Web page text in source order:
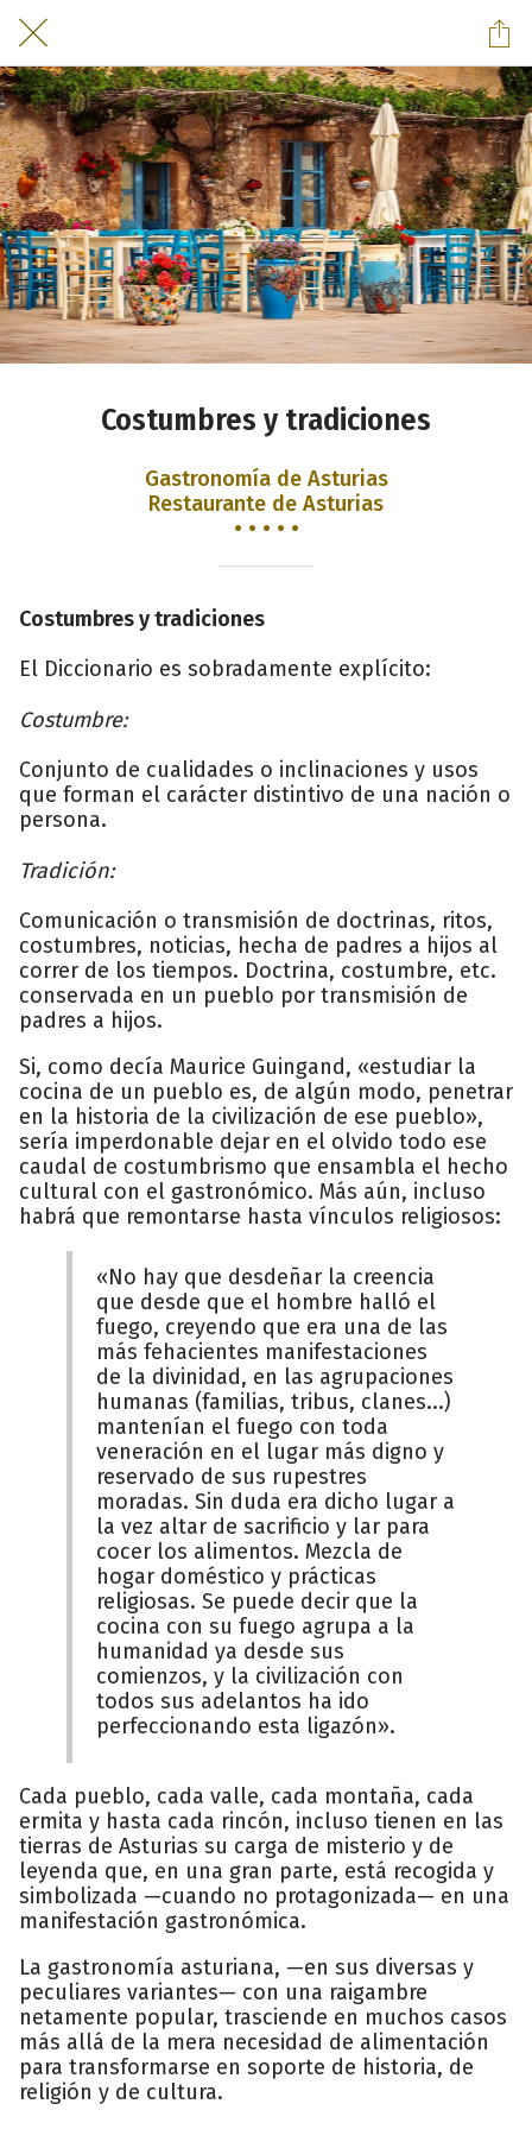
Costumbres y tradiciones
Gastronomía de Asturias
Restaurante de Asturias
• • • • •
Costumbres y tradiciones
El Diccionario es sobradamente explícito:
Costumbre:
Conjunto de cualidades o inclinaciones y usos
que forman el carácter distintivo de una nación o
persona.
Tradición:
Comunicación o transmisión de doctrinas, ritos,
costumbres, noticias, hecha de padres a hijos al
correr de los tiempos. Doctrina, costumbre, etc.
conservada en un pueblo por transmisión de
padres a hijos.
Si, como decía Maurice Guingand, «estudiar la
cocina de un pueblo es, de algún modo, penetrar
en la historia de la civilización de ese pueblo»,
sería imperdonable dejar en el olvido todo ese
caudal de costumbrismo que ensambla el hecho
cultural con el gastronómico. Más aún, incluso
habrá que remontarse hasta vínculos religiosos:
«No hay que desdeñar la creencia
que desde que el hombre halló el
fuego, creyendo que era una de las
más fehacientes manifestaciones
de la divinidad, en las agrupaciones
humanas (familias, tribus, clanes...)
mantenían el fuego con toda
veneración en el lugar más digno y
reservado de sus rupestres
moradas. Sin duda era dicho lugar a
la vez altar de sacrificio y lar para
cocer los alimentos. Mezcla de
hogar doméstico y prácticas
religiosas. Se puede decir que la
cocina con su fuego agrupa a la
humanidad ya desde sus
comienzos, y la civilización con
todos sus adelantos ha ido
perfeccionando esta ligazón».
Cada pueblo, cada valle, cada montaña, cada
ermita y hasta cada rincón, incluso tienen en las
tierras de Asturias su carga de misterio y de
leyenda que, en una gran parte, está recogida y
simbolizada —cuando no protagonizada— en una
manifestación gastronómica.
La gastronomía asturiana, —en sus diversas y
peculiares variantes— con una raigambre
netamente popular, trasciende en muchos casos
más allá de la mera necesidad de alimentación
para transformarse en soporte de historia, de
religión y de cultura.